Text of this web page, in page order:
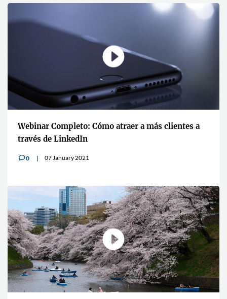
Webinar Completo: Cómo atraer a más clientes a
través de LinkedIn
v0 07 January 2021